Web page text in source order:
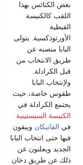
بعض الكنائس بهذا
اللقب كالكنيسة
القبطية
الأورثوذكسية. يتولى
البابا منصبه عن
طريق الانتخاب من
قبل الكرادلة.
ولإنتخاب البابا
طقوس خاصة، حيث
يجتمع الكرادلة في
الكنيسة السيستينية
في الفاتيكان ويبقون
فيها حتى انتخاب البابا
الجديد ويعلنون عن
ذلك عن طريق دخان